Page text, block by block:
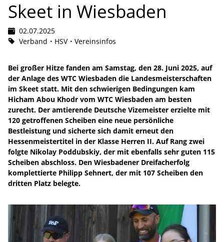
Skeet in Wiesbaden
02.07.2025
Verband
HSV Vereinsinfos
Bei großer Hitze fanden am Samstag, den 28. Juni 2025, auf
der Anlage des WTC Wiesbaden die Landesmeisterschaften
im Skeet statt. Mit den schwierigen Bedingungen kam
Hicham Abou Khodr vom WTC Wiesbaden am besten
zurecht. Der amtierende Deutsche Vizemeister erzielte mit
120 getroffenen Scheiben eine neue persönliche
Bestleistung und sicherte sich damit erneut den
Hessenmeistertitel in der Klasse Herren II. Auf Rang zwei
folgte Nikolay Poddubskiy, der mit ebenfalls sehr guten 115
Scheiben abschloss. Den Wiesbadener Dreifacherfolg
komplettierte Philipp Sehnert, der mit 107 Scheiben den
dritten Platz belegte.